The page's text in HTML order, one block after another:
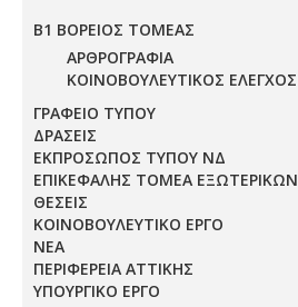
Β1 ΒΟΡΕΙΟΣ ΤΟΜΕΑΣ
ΑΡΘΡΟΓΡΑΦΙΑ
ΚΟΙΝΟΒΟΥΛΕΥΤΙΚΟΣ ΕΛΕΓΧΟΣ
ΓΡΑΦΕΙΟ ΤΥΠΟΥ
ΔΡΑΣΕΙΣ
ΕΚΠΡΟΣΩΠΟΣ ΤΥΠΟΥ ΝΔ
ΕΠΙΚΕΦΑΛΗΣ ΤΟΜΕΑ ΕΞΩΤΕΡΙΚΩΝ
ΘΕΣΕΙΣ
ΚΟΙΝΟΒΟΥΛΕΥΤΙΚΟ ΕΡΓΟ
ΝΕΑ
ΠΕΡΙΦΕΡΕΙΑ ΑΤΤΙΚΗΣ
ΥΠΟΥΡΓΙΚΟ ΕΡΓΟ